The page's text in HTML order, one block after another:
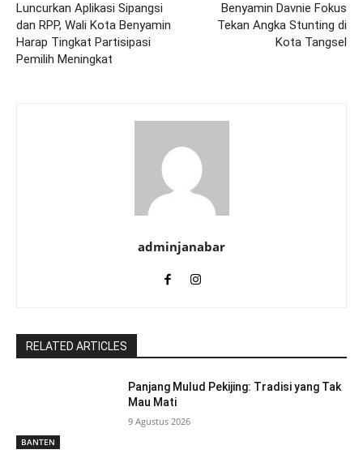
Luncurkan Aplikasi Sipangsi
dan RPP, Wali Kota Benyamin
Harap Tingkat Partisipasi
Pemilih Meningkat
Benyamin Davnie Fokus
Tekan Angka Stunting di
Kota Tangsel
adminjanabar
RELATED ARTICLES
BANTEN
Panjang Mulud Pekijing: Tradisi yang Tak
Mau Mati
9 Agustus 2026